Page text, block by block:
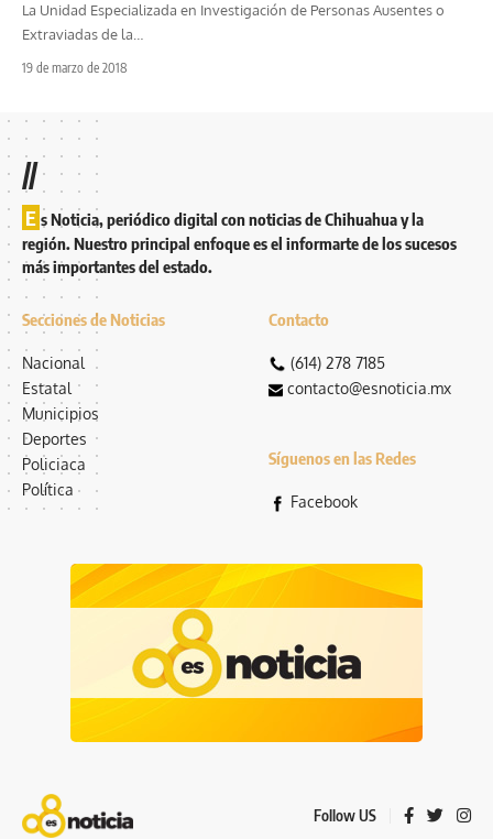
La Unidad Especializada en Investigación de Personas Ausentes o
Extraviadas de la…
19 de marzo de 2018
//
E s Noticia, periódico digital con noticias de Chihuahua y la
región. Nuestro principal enfoque es el informarte de los sucesos
más importantes del estado.
Secciones de Noticias
Nacional
Estatal
Municipios
Deportes
Policiaca
Política
Contacto
(614) 278 7185
contacto@esnoticia.mx
Síguenos en las Redes
Facebook
Follow US